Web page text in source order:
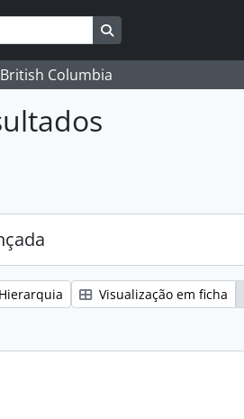
Search in browse page
Columbia
Hierarquia Visualização em ficha